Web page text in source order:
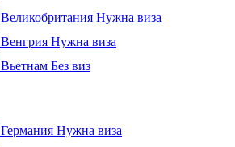
Великобритания Нужна виза
Венгрия Нужна виза
Вьетнам Без виз
Германия Нужна виза